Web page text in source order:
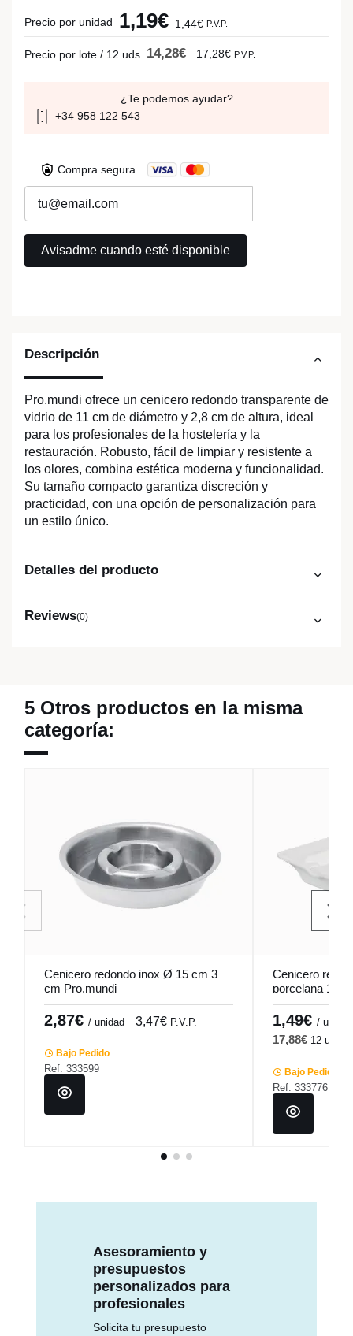
Descripción
Pro.mundi ofrece un cenicero redondo transparente de
vidrio de 11 cm de diámetro y 2,8 cm de altura, ideal
para los profesionales de la hostelería y la
restauración. Robusto, fácil de limpiar y resistente a
los olores, combina estética moderna y funcionalidad.
Su tamaño compacto garantiza discreción y
practicidad, con una opción de personalización para
un estilo único.
Detalles del producto
Reviews(0)
Precio por unidad 1,19€ 1,44€ P.V.P.
Precio por lote / 12 uds 14,28€ 17,28€ P.V.P.
¿Te podemos ayudar?
+34 958 122 543
Compra segura
5 Otros productos en la misma
categoría:
Cenicero redondo inox Ø 15 cm 3
cm Pro.mundi
2,87€ / unidad 3,47€ P.V.P.
Bajo Pedido
Ref: 333599
Cenicero
porcelana
Pro.mundi
1,49€ / ud
17,88€ 12 ud
Bajo Pedido
Ref: 333776
Asesoramiento y
presupuestos
personalizados para
profesionales
Solicita tu presupuesto